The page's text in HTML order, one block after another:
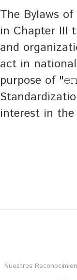
The Bylaws of
in Chapter III
and
act in
purpose of "
interest in
Nuestros